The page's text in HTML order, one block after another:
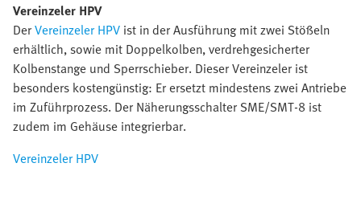
Vereinzeler HPV
DerVereinzeler HPV ist in der Ausführung mit zwei Stößeln
erhältlich, sowie mit Doppelkolben, verdrehgesicherter
Kolbenstange und Sperrschieber. Dieser Vereinzeler ist
besonders kostengünstig: Er ersetzt mindestens zwei Antriebe
im Zuführprozess. Der Näherungsschalter SME/SMT-8 ist
zudem im Gehäuse integrierbar.
Vereinzeler HPV